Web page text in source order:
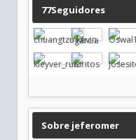
77Seguidores
Sobre jeferomer